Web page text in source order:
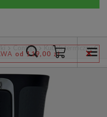
od 119,00 zł
Contigo Kubek termiczny